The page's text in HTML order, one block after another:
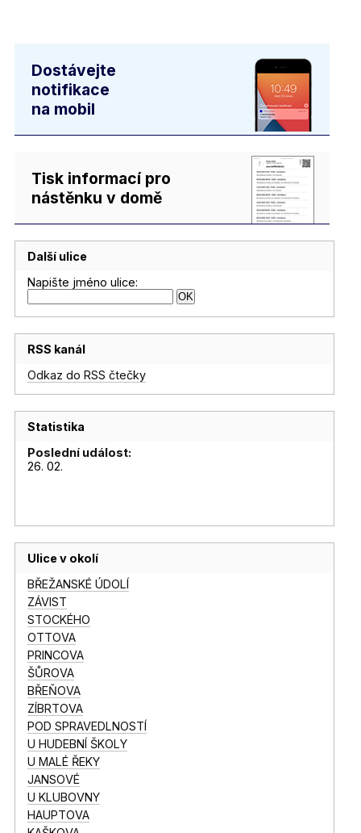
Dostávejte
notifikace
na mobil
Tisk informací pro
nástěnku v domě
Další ulice
Napište jméno ulice:
RSS kanál
Odkaz do RSS čtečky
Statistika
Poslední událost:
26. 02.
Ulice v okolí
BŘEŽANSKÉ ÚDOLÍ
ZÁVIST
STOCKÉHO
OTTOVA
PRINCOVA
ŠŮROVA
BŘEŇOVA
ZÍBRTOVA
POD SPRAVEDLNOSTÍ
U HUDEBNÍ ŠKOLY
U MALÉ ŘEKY
JANSOVÉ
U KLUBOVNY
HAUPTOVA